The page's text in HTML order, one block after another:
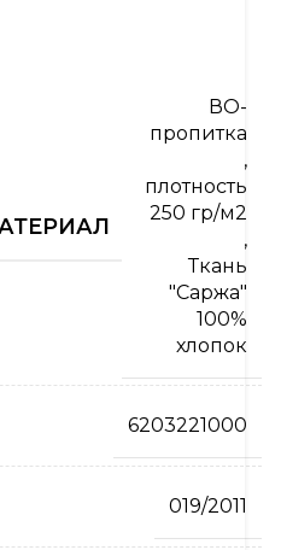
ВО-
пропитка
,
плотность
250 гр/м2
,
Ткань
"Саржа"
100%
хлопок
6203221000
019/2011